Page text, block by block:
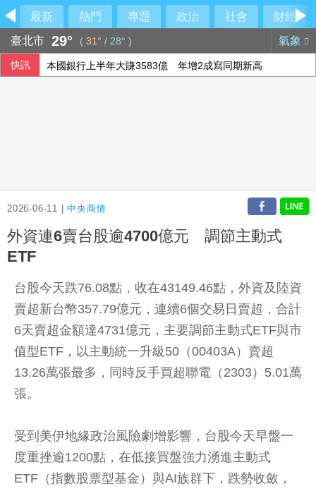
最新 熱門 專題 政治 社會
財經
臺北市 29° ( 31° / 28° ) 氣象
快訊 本國銀行上半年大賺3583億 年增2成寫同期新高
2026-06-11 |中央商情
外資連6賣台股逾4700億元 調節主動式
ETF
台股今天跌76.08點，收在43149.46點，外資及陸資
賣超新台幣357.79億元，連續6個交易日賣超，合計
6天賣超金額達4731億元，主要調節主動式ETF與市
值型ETF，以主動統一升級50（00403A）賣超
13.26萬張最多，同時反手買超聯電（2303）5.01萬
張。
受到美伊地緣政治風險劇增影響，台股今天早盤一
度重挫逾1200點，在低接買盤強力湧進主動式
ETF（指數股票型基金）與AI族群下，跌勢收斂，